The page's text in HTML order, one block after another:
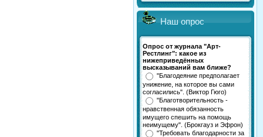
Наш опрос
Опрос от журнала "Арт-
Рестлинг": какое из
нижеприведённых
высказываний вам ближе?
"Благодеяние предполагает
унижение, на которое вы сами
согласились". (Виктор Гюго)
"Благотворительность -
нравственная обязанность
имущего спешить на помощь
неимущему". (Брокгауз и Эфрон)
"Требовать благодарности за